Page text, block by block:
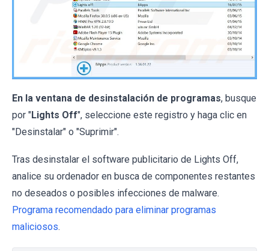
En la ventana de desinstalación de programas, busque
por "Lights Off", seleccione este registro y haga clic en
"Desinstalar" o "Suprimir".
Tras desinstalar el software publicitario de Lights Off,
analice su ordenador en busca de componentes restantes
no deseados o posibles infecciones de malware.
Programa recomendado para eliminar programas
maliciosos.